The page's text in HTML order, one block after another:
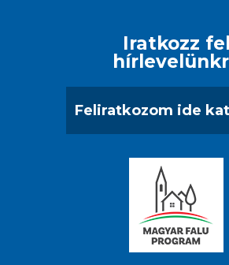
Iratkozz fel
Feliratkozom ide